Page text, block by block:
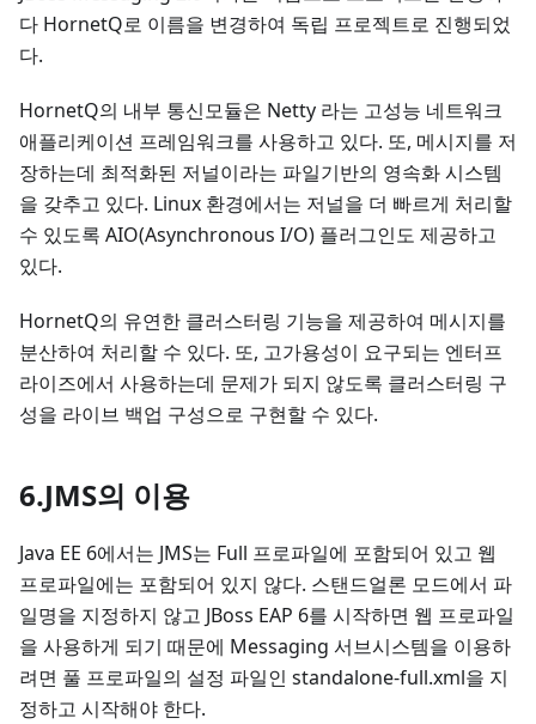
다 HornetQ로 이름을 변경하여 독립 프로젝트로 진행되었
다.
HornetQ의 내부 통신모듈은 Netty 라는 고성능 네트워크
애플리케이션 프레임워크를 사용하고 있다. 또, 메시지를 저
장하는데 최적화된 저널이라는 파일기반의 영속화 시스템
을 갖추고 있다. Linux 환경에서는 저널을 더 빠르게 처리할
수 있도록 AIO(Asynchronous I/O) 플러그인도 제공하고
있다.
HornetQ의 유연한 클러스터링 기능을 제공하여 메시지를
분산하여 처리할 수 있다. 또, 고가용성이 요구되는 엔터프
라이즈에서 사용하는데 문제가 되지 않도록 클러스터링 구
성을 라이브 백업 구성으로 구현할 수 있다.
6.JMS의 이용
Java EE 6에서는 JMS는 Full 프로파일에 포함되어 있고 웹
프로파일에는 포함되어 있지 않다. 스탠드얼론 모드에서 파
일명을 지정하지 않고 JBoss EAP 6를 시작하면 웹 프로파일
을 사용하게 되기 때문에 Messaging 서브시스템을 이용하
려면 풀 프로파일의 설정 파일인 standalone-full.xml을 지
정하고 시작해야 한다.